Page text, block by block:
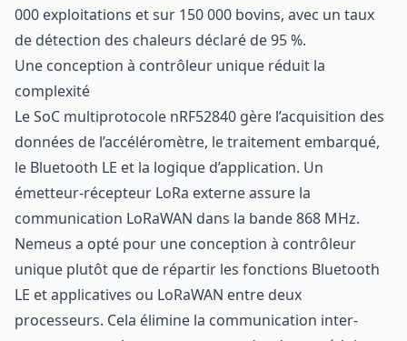
000 exploitations et sur 150 000 bovins, avec un taux
de détection des chaleurs déclaré de 95 %.
Une conception à contrôleur unique réduit la
complexité
Le SoC multiprotocole nRF52840 gère l’acquisition des
données de l’accéléromètre, le traitement embarqué,
le Bluetooth LE et la logique d’application. Un
émetteur-récepteur LoRa externe assure la
communication LoRaWAN dans la bande 868 MHz.
Nemeus a opté pour une conception à contrôleur
unique plutôt que de répartir les fonctions Bluetooth
LE et applicatives ou LoRaWAN entre deux
processeurs. Cela élimine la communication inter-